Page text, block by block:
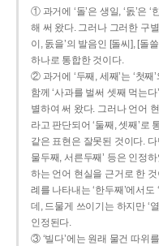
① 과거에 ‘돌’은 생일, ‘돐’은
해 써 왔다. 그러나 그러한 구
이, 돐을’의 발음인 [돌씨], [돌
하나로 통합한 것이다.
② 과거에 ‘두째, 세째’는 ‘첫째
함께 ‘사과를 벌써 셋째 먹는
별하여 써 왔다. 그러나 언어
라고 판단되어 ‘둘째, 셋째’로
같은 표현은 잘못된 것이다. 다
물두째, 서른두째’ 등은 인정
하는 언어 현실을 근거로 한
례를 나타내는 ‘한두째’에서
데, 드물게 쓰이기는 하지만 ‘
인정된다.
③ ‘빌다’에는 원래 물건 따위